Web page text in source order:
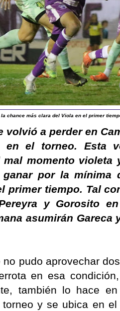
chance más clara del Viola en el primer
volvió a perder en
en el torneo. Esta
mal momento
por la mínima
primer tiempo. Tal
y Gorosito
asumirán Gareca
no pudo aprovechar
en esa
también lo hace
y se ubica en